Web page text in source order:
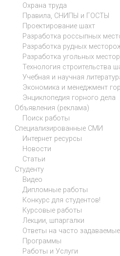
Охрана труда
Правила, СНИПЫ и ГОСТЫ
Проектирование шахт
Разработка россыпных
Разработка рудных
Разработка угольных
Технология строительства
Учебная и научная
Экономика и менеджмент
Энциклопедия горного дела
Объявления (реклама)
Поиск работы
Специализированные СМИ
Интернет ресурсы
Новости
Статьи
Студенту
Видео
Дипломные работы
Конкурс для студентов!
Курсовые работы
Лекции, шпаргалки
Ответы на часто
Программы
Работы и Услуги